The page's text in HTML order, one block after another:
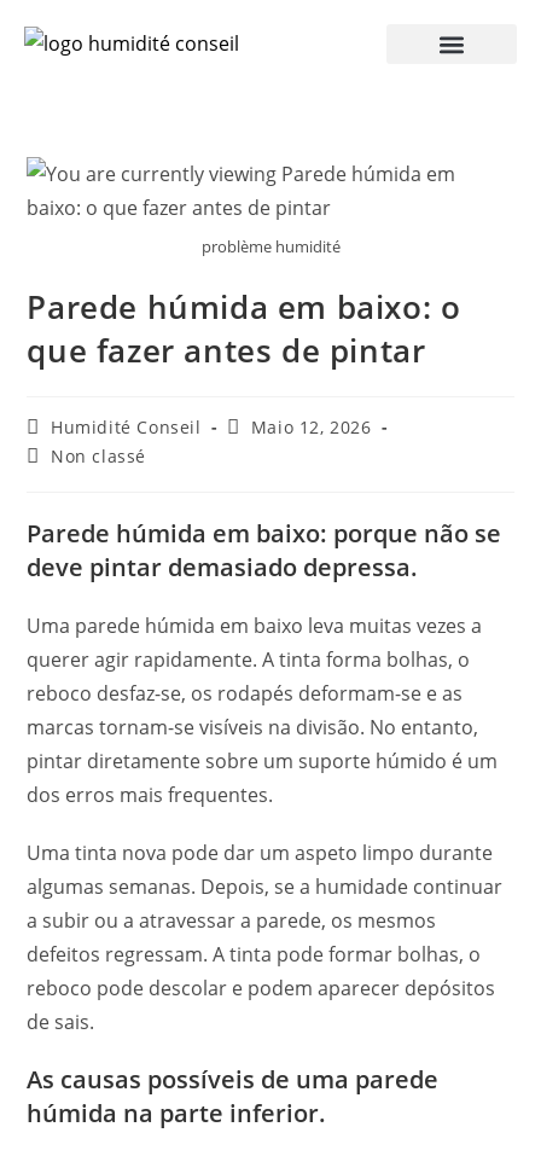
problème humidité
Parede húmida em baixo: o
que fazer antes de pintar
Humidité Conseil
Maio 12, 2026
Non classé
Parede húmida em baixo: porque não se
deve pintar demasiado depressa.
Uma parede húmida em baixo leva muitas vezes a
querer agir rapidamente. A tinta forma bolhas, o
reboco desfaz-se, os rodapés deformam-se e as
marcas tornam-se visíveis na divisão. No entanto,
pintar diretamente sobre um suporte húmido é um
dos erros mais frequentes.
Uma tinta nova pode dar um aspeto limpo durante
algumas semanas. Depois, se a humidade continuar
a subir ou a atravessar a parede, os mesmos
defeitos regressam. A tinta pode formar bolhas, o
reboco pode descolar e podem aparecer depósitos
de sais.
As causas possíveis de uma parede
húmida na parte inferior.